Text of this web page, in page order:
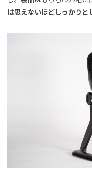
は思えないほどしっかりと